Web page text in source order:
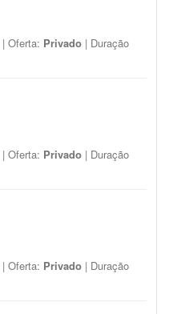
| Oferta: Privado | Duração
| Oferta: Privado | Duração
| Oferta: Privado | Duração